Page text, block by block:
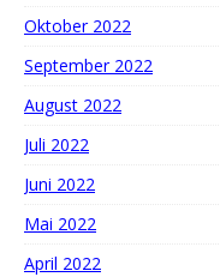
Oktober 2022
September 2022
August 2022
Juli 2022
Juni 2022
Mai 2022
April 2022